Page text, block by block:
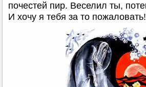
почестей пир. Веселил ты,
И хочу я тебя за то пожаловать!